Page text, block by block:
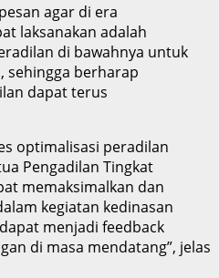
agar di era
laksanakan adalah
di bawahnya untuk
sehingga berharap
dapat terus
optimalisasi peradilan
Pengadilan Tingkat
memaksimalkan dan
kegiatan kedinasan
menjadi feedback
di masa mendatang”, jelas